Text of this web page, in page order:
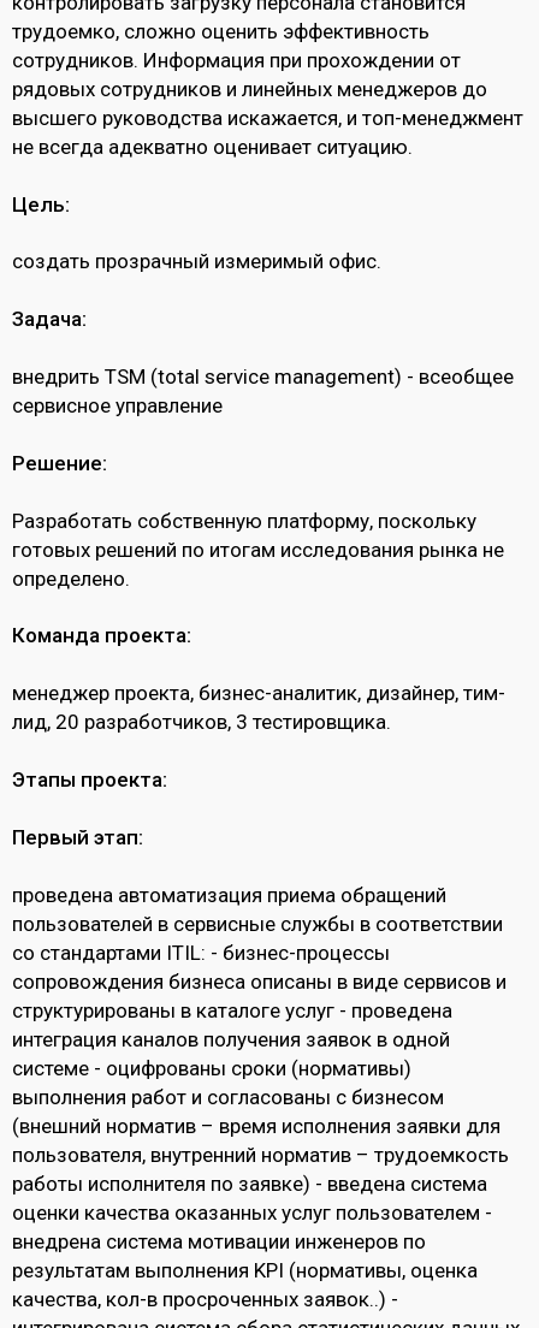
трудоемко, сложно оценить эффективность
сотрудников. Информация при прохождении от
рядовых сотрудников и линейных менеджеров до
высшего руководства искажается, и топ-менеджмент
не всегда адекватно оценивает ситуацию.
Цель:
создать прозрачный измеримый офис.
Задача:
внедрить TSM (total service management) - всеобщее
сервисное управление
Решение:
Разработать собственную платформу, поскольку
готовых решений по итогам исследования рынка не
определено.
Команда проекта:
менеджер проекта, бизнес-аналитик, дизайнер, тим-
лид, 20 разработчиков, 3 тестировщика.
Этапы проекта:
Первый этап:
проведена автоматизация приема обращений
пользователей в сервисные службы в соответствии
со стандартами ITIL: - бизнес-процессы
сопровождения бизнеса описаны в виде сервисов и
структурированы в каталоге услуг - проведена
интеграция каналов получения заявок в одной
системе - оцифрованы сроки (нормативы)
выполнения работ и согласованы с бизнесом
(внешний норматив – время исполнения заявки для
пользователя, внутренний норматив – трудоемкость
работы исполнителя по заявке) - введена система
оценки качества оказанных услуг пользователем -
внедрена система мотивации инженеров по
результатам выполнения KPI (нормативы, оценка
качества, кол-в просроченных заявок..) -